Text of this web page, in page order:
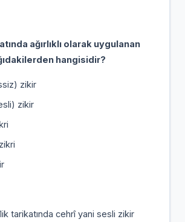
ağırlıklı olarak uygulanan
hangisidir?
zikir
zikir
tarikatında cehrî yani sesli zikir